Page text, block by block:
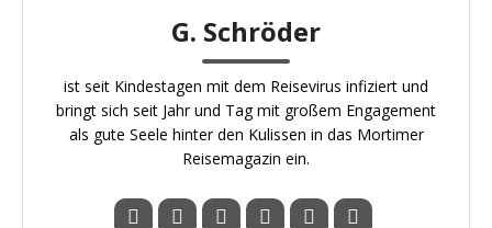
G. Schröder
ist seit Kindestagen mit dem Reisevirus infiziert und
bringt sich seit Jahr und Tag mit großem Engagement
als gute Seele hinter den Kulissen in das Mortimer
Reisemagazin ein.